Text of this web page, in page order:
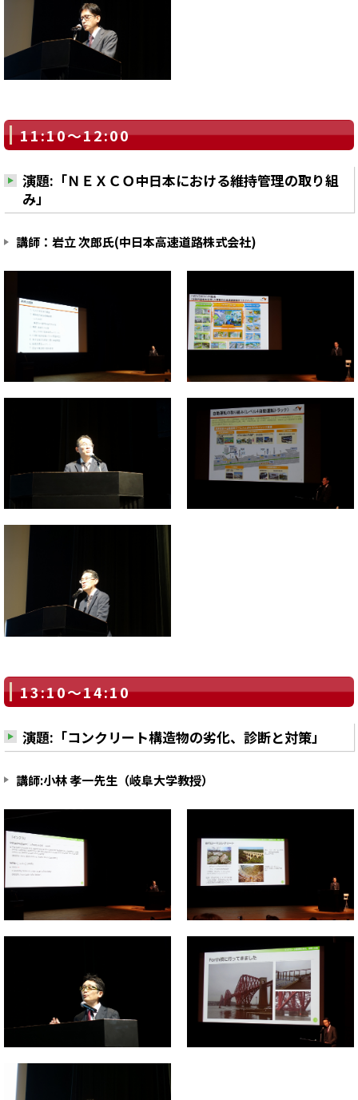
11:10～12:00
演題:「ＮＥＸＣＯ中日本における維持管理の取り組
み」
講師：岩立 次郎氏(中日本高速道路株式会社)
13:10～14:10
演題:「コンクリート構造物の劣化、診断と対策」
講師:小林 孝一先生（岐阜大学教授）